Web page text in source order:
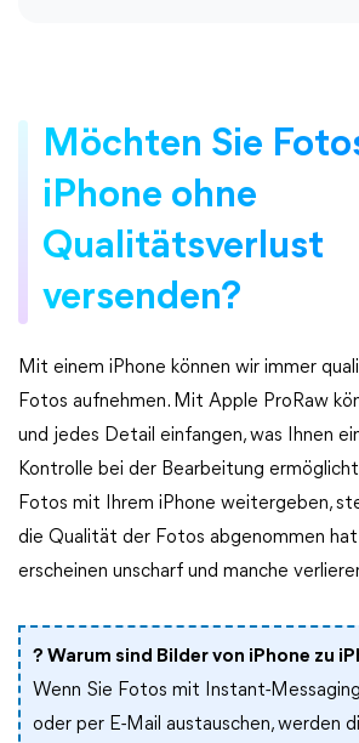
Möchten Sie
iPhone ohne
Qualitätsverlust
versenden?
Mit einem iPhone können wir immer
Fotos aufnehmen. Mit Apple ProRaw
und jedes Detail einfangen, was Ihnen
Kontrolle bei der Bearbeitung
Fotos mit Ihrem iPhone weitergeben,
die Qualität der Fotos abgenommen
erscheinen unscharf und manche
? Warum sind Bilder von iPhone zu
Wenn Sie Fotos mit Instant-
oder per E-Mail austauschen, werden